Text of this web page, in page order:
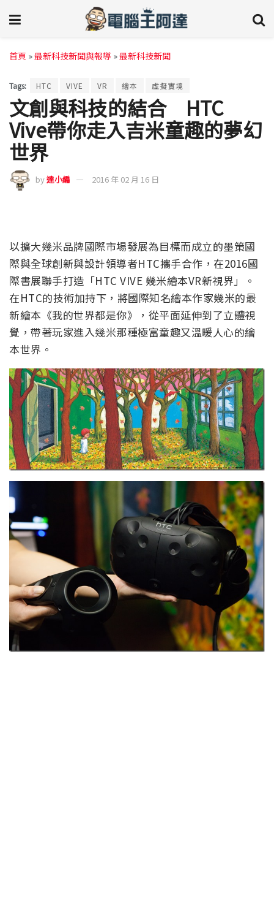
首頁 »最新科技新聞與報導 »最新科技新聞
Tags: HTC VIVE VR 繪本 虛擬實境
文創與科技的結合 HTC
Vive帶你走入吉米童趣的夢幻
世界
by達小編 2016 年 02 月 16 日
以擴大幾米品牌國際市場發展為目標而成立的墨策國
際與全球創新與設計領導者HTC攜手合作，在2016國
際書展聯手打造「HTC VIVE 幾米繪本VR新視界」。
在HTC的技術加持下，將國際知名繪本作家幾米的最
新繪本《我的世界都是你》，從平面延伸到了立體視
覺，帶著玩家進入幾米那種極富童趣又溫暖人心的繪
本世界。